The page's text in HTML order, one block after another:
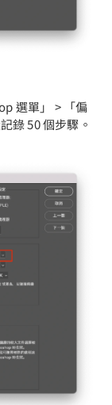
選單」 > 「偏
錄 50 個步驟。